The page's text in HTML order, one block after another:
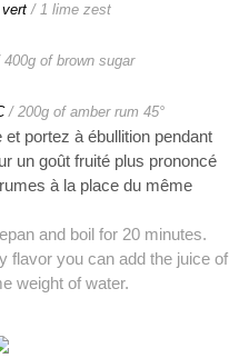
/ 1 lime zest
400g of brown sugar
/ 200g of amber rum 45°
portez à ébullition pendant
un goût fruité plus prononcé
à la place du même
and boil for 20 minutes.
flavor you can add the juice of
weight of water.